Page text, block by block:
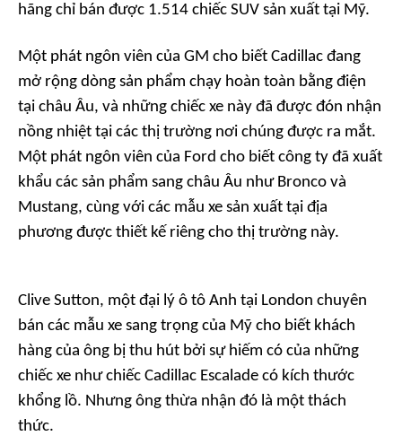
hãng chỉ bán được 1.514 chiếc SUV sản xuất tại Mỹ.
Một phát ngôn viên của GM cho biết Cadillac đang
mở rộng dòng sản phẩm chạy hoàn toàn bằng điện
tại châu Âu, và những chiếc xe này đã được đón nhận
nồng nhiệt tại các thị trường nơi chúng được ra mắt.
Một phát ngôn viên của Ford cho biết công ty đã xuất
khẩu các sản phẩm sang châu Âu như Bronco và
Mustang, cùng với các mẫu xe sản xuất tại địa
phương được thiết kế riêng cho thị trường này.
Clive Sutton, một đại lý ô tô Anh tại London chuyên
bán các mẫu xe sang trọng của Mỹ cho biết khách
hàng của ông bị thu hút bởi sự hiếm có của những
chiếc xe như chiếc Cadillac Escalade có kích thước
khổng lồ. Nhưng ông thừa nhận đó là một thách
thức.